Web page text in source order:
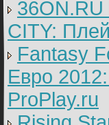
36ON.RU
CITY:
Fantasy
Евро
ProPlay.ru